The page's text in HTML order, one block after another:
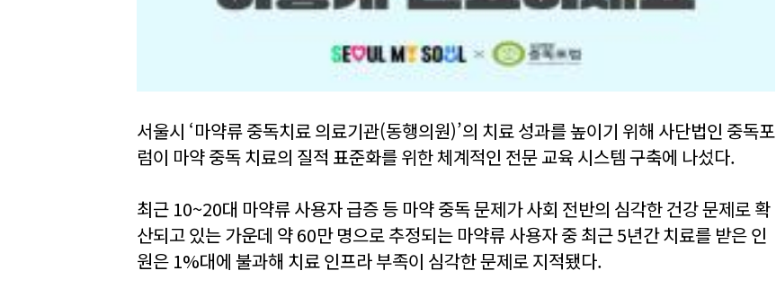
서울시 ‘마약류 중독치료 의료기관(동행의원)’의 치료 성과를 높이기 위해 사단법인 중독포
럼이 마약 중독 치료의 질적 표준화를 위한 체계적인 전문 교육 시스템 구축에 나섰다.
최근 10~20대 마약류 사용자 급증 등 마약 중독 문제가 사회 전반의 심각한 건강 문제로 확
산되고 있는 가운데 약 60만 명으로 추정되는 마약류 사용자 중 최근 5년간 치료를 받은 인
원은 1%대에 불과해 치료 인프라 부족이 심각한 문제로 지적됐다.